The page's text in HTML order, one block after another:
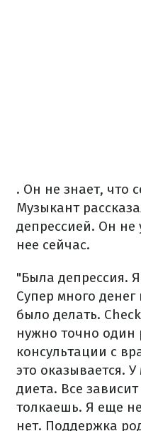
. Он не знает, что
Музыкант
депрессией. Он не
нее сейчас.
"Была депрессия.
Супер много
было делать.
нужно точно один
консультации с
это оказывается.
диета. Все
толкаешь. Я еще
нет. Поддержка